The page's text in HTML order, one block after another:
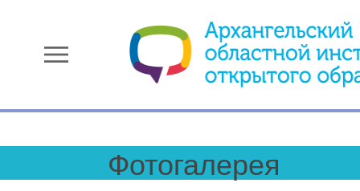
menu
Фотогалерея